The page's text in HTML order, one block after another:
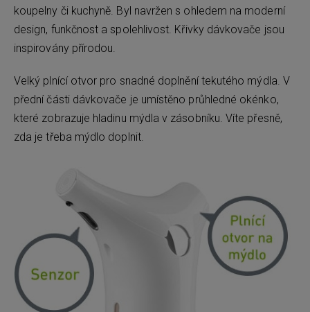
koupelny či kuchyně. Byl navržen s ohledem na moderní
design, funkčnost a spolehlivost. Křivky dávkovače jsou
inspirovány přírodou.
Velký plnící otvor pro snadné doplnění tekutého mýdla. V
přední části dávkovače je umístěno průhledné okénko,
které zobrazuje hladinu mýdla v zásobníku. Víte přesně,
zda je třeba mýdlo doplnit.